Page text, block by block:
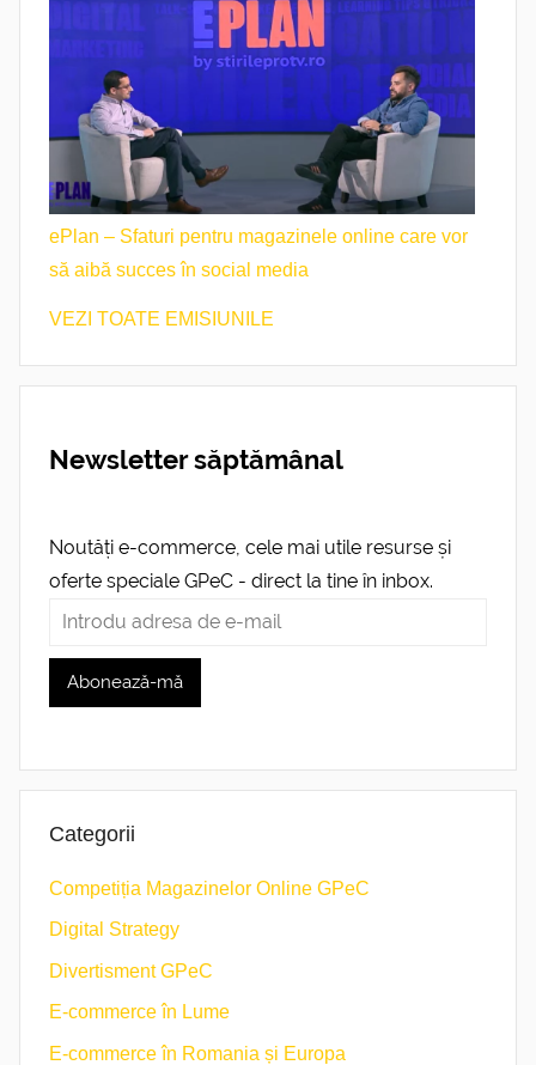
ePlan – Sfaturi pentru magazinele online care vor
să aibă succes în social media
VEZI TOATE EMISIUNILE
Newsletter săptămânal
Noutăți e-commerce, cele mai utile resurse și
oferte speciale GPeC - direct la tine în inbox.
Categorii
Competiția Magazinelor Online GPeC
Digital Strategy
Divertisment GPeC
E-commerce în Lume
E-commerce în Romania și Europa